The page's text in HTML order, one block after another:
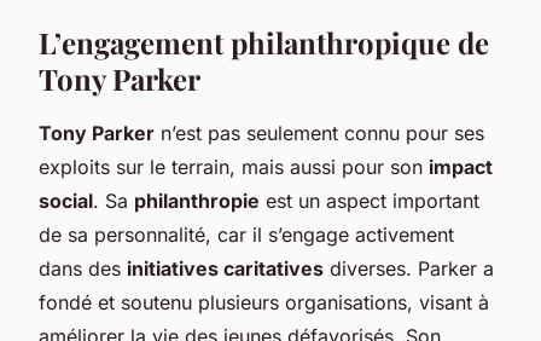
L’engagement philanthropique de
Tony Parker
Tony Parker n’est pas seulement connu pour ses
exploits sur le terrain, mais aussi pour son impact
social. Sa philanthropie est un aspect important
de sa personnalité, car il s’engage activement
dans des initiatives caritatives diverses. Parker a
fondé et soutenu plusieurs organisations, visant à
améliorer la vie des jeunes défavorisés. Son